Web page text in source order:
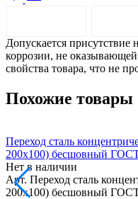
Допускается присутствие
коррозии, не
свойства товара, что не
Похожие товары
Переход сталь
200х100) бесшовный
Нет в наличии
Арт. Переход сталь
200х100) бесшовный